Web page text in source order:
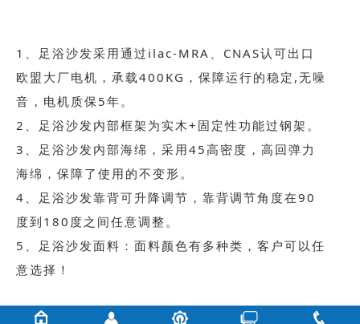
1、足浴沙发采用通过ilac-MRA、CNAS认可出口
欧盟大厂电机，承载400KG，保障运行的稳定,无噪
音，电机质保5年。
2、足浴沙发内部框架为实木+固定性功能过钢架。
3、足浴沙发内部海绵，采用45高密度，高回弹力
海绵，保障了使用的不变形。
4、足浴沙发靠背可升降调节，靠背调节角度在90
度到180度之间任意调整。
5、足浴沙发面料：面料颜色有多种类，客户可以任
意选择！